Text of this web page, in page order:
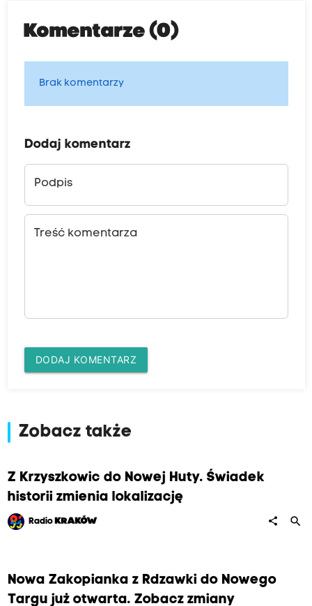
Komentarze (0)
Brak komentarzy
Dodaj komentarz
Podpis
Treść komentarza
DODAJ KOMENTARZ
Zobacz także
Z Krzyszkowic do Nowej Huty. Świadek
historii zmienia lokalizację
Radio KRAKÓW share search
Nowa Zakopianka z Rdzawki do Nowego
Targu już otwarta. Zobacz zmiany